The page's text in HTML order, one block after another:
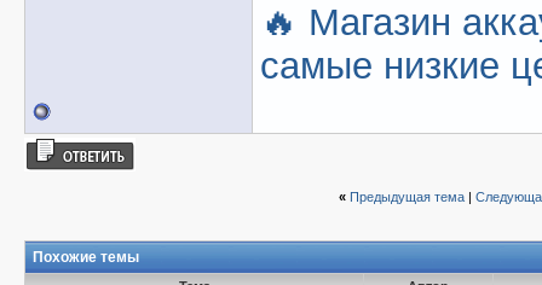
🔥 Магазин
самые низкие
« Предыдущая тема|
Похожие темы